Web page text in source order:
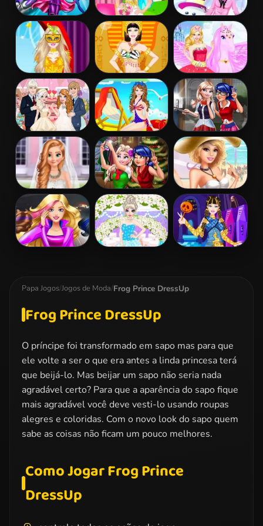
Barbara Spy
Squad Dress up
Barbie Bride
Dress Up
Barbie Winter
Dress Up
Barbie
Masquerade
Dress Up
Barbie
Egyptian
Princess Dress
Up
Barbie And The
Pegasus
Elsa And Anna
Wedding Party
Barbie Colorful
Swimsuits
Dress Up
Ladybug Elsa
College Fashion
Frozen And
Ariel Wedding
Ladybug And
Elsa Xmas
Selfie
Barbies Sexy
Bikini Beach
Papa Jogos/Jogos de Moda/Frog Prince DressUp
Frog Prince DressUp
O príncipe foi transformado em sapo mas para que
ele volte a ser o que era antes a linda princesa terá
que beijá-lo. Mas beijar um sapo não seria nada
agradável certo? Para que a aparência do sapo fique
mais agradável você deve vesti-lo usando roupas
alegres e coloridas. Com o novo look do sapo quem
sabe as coisas não ficam um pouco melhores.
Como Jogar Frog Prince
DressUp